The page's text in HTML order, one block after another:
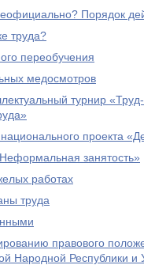
Порядок
труда?
переобучения
медосмотров
турнир
проекта
занятость»
работах
труда
правового
Народной Республики и